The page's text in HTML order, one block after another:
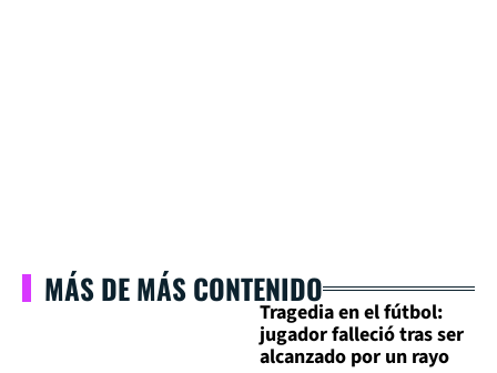
MÁS DE MÁS CONTENIDO
Tragedia en el fútbol:
jugador falleció tras ser
alcanzado por un rayo